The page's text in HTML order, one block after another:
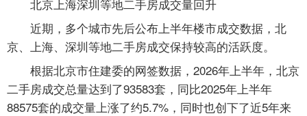
北京上海深圳等地二手房成交量回升
近期，多个城市先后公布上半年楼市成交数据，北
京、上海、深圳等地二手房成交保持较高的活跃度。
根据北京市住建委的网签数据，2026年上半年，北京
二手房成交总量达到了93583套，同比2025年上半年
88575套的成交量上涨了约5.7%，同时也创下了近5年来